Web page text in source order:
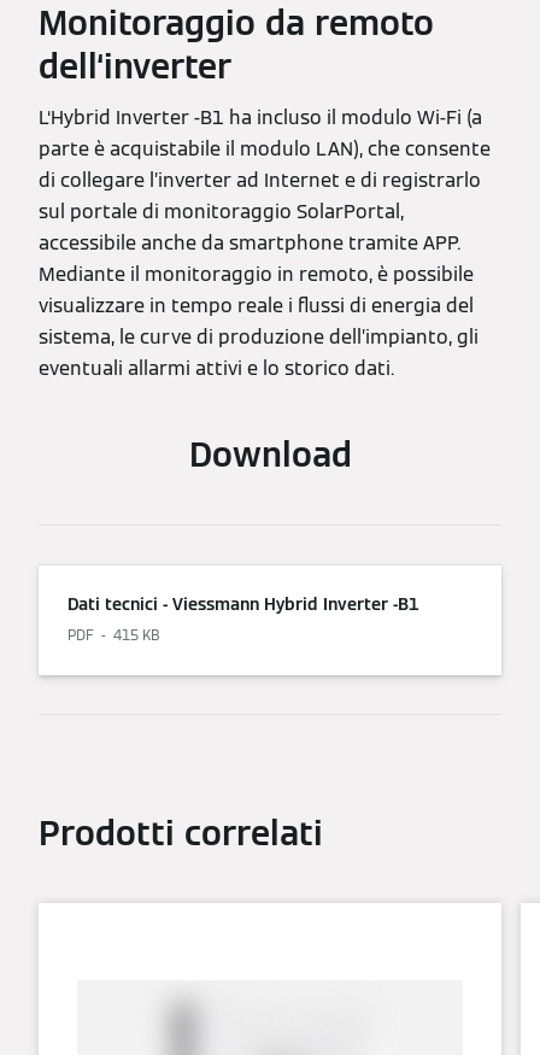
Monitoraggio da remoto
dell‘inverter
L‘Hybrid Inverter -B1 ha incluso il modulo Wi-Fi (a
parte è acquistabile il modulo LAN), che consente
di collegare l’inverter ad Internet e di registrarlo
sul portale di monitoraggio SolarPortal,
accessibile anche da smartphone tramite APP.
Mediante il monitoraggio in remoto, è possibile
visualizzare in tempo reale i flussi di energia del
sistema, le curve di produzione dell’impianto, gli
eventuali allarmi attivi e lo storico dati.
Download
Dati tecnici - Viessmann Hybrid Inverter -B1
PDF 415 KB
Prodotti correlati